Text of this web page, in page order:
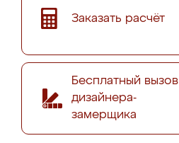
Заказать расчёт
Бесплатный вызов
дизайнера-
замерщика